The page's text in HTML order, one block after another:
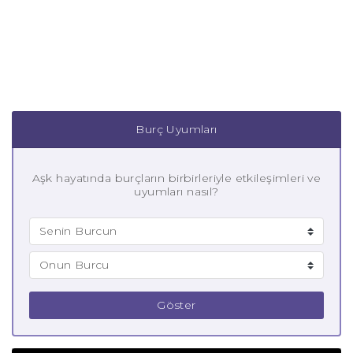
Burç Uyumları
Aşk hayatında burçların birbirleriyle etkileşimleri ve
uyumları nasıl?
Göster